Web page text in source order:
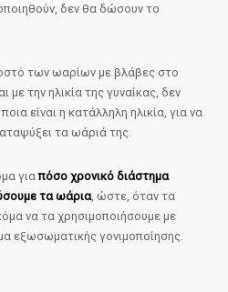
δεν θα δώσουν το
των ωαρίων με βλάβες στο
με την ηλικία της γυναίκας, δεν
είναι η κατάλληλη ηλικία, για να
τα ωάριά της.
γιαπόσο χρονικό διάστημα
τα ωάρια, ώστε, όταν τα
να τα χρησιμοποιήσουμε με
εξωσωματικής γονιμοποίησης.